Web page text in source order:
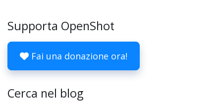
Supporta OpenShot
Fai una donazione ora!
Cerca nel blog